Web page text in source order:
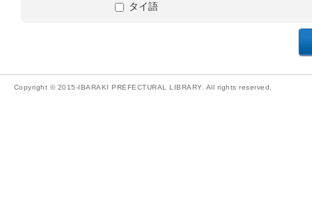
タイ語
Copyright © 2015-IBARAKI PREFECTURAL LIBRARY. All rights reserved.